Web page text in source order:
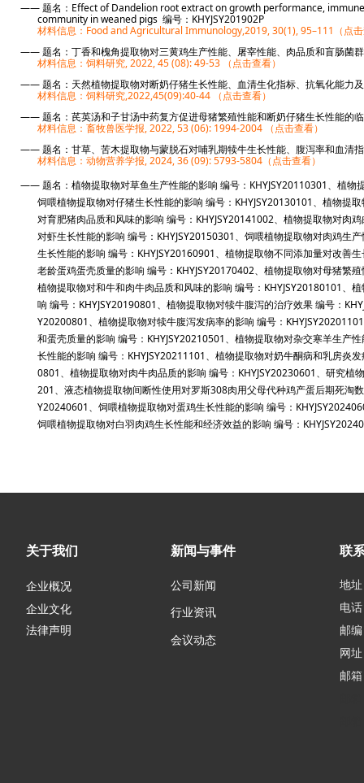
—— 题名：Effect of Dandelion root extract on growth performance,
community in weaned pigs 编号：KHYJSY201902P
材料信息：Food and Agricultural Immunology,2019, 30(1), 95–111（点
—— 题名：丁香和槐角提取物对三黄鸡生产性能、屠宰性能、肉品质和盲肠
材料信息：饲料研究, 2022, 45 (08): 49-53 （点击查看）
—— 题名：天然植物提取物对断奶仔猪生长性能、血清生化指标、抗氧化能
材料信息：饲料研究,2022,45(09):40-44 （点击查看）
—— 题名：芪英汤和子甘汤中药复方促进母猪繁殖性能和断奶仔猪生长性能
材料信息：畜牧兽医学报, 2022, 53 (06): 1994-2004 （点击查看）
—— 题名：甘草、苦木提取物与蒙脱石对哺乳期犊牛生长性能、腹泻率和血
材料信息：动物营养学报, 2024, 36 (09): 5793-5804（点击查看）
—— 题名：植物提取物对草鱼生产性能的影响 编号：KHYJSY20110301、植物
饲喂植物提取物对仔猪生长性能的影响 编号：KHYJSY20130101、 植物提取
对育肥猪肉品质和风味的影响 编号：KHYJSY20141002、 植物提取物对肉鸡
对虾生长性能的影响 编号：KHYJSY20150301、饲喂植物提取物对肉鸡生
生长性能的影响 编号：KHYJSY20160901、植物提取物不同添加量对改善
老龄蛋鸡蛋壳质量的影响 编号：KHYJSY20170402、 植物提取物对母猪繁
植物提取物对和牛和肉牛肉品质和风味的影响 编号：KHYJSY20180101、 植
响 编号：KHYJSY20190801、 植物提取物对犊牛腹泻的治疗效果 编号：
Y20200801、 植物提取物对犊牛腹泻发病率的影响 编号：KHYJSY20201101
和蛋壳质量的影响 编号：KHYJSY20210501、 植物提取物对杂交寒羊生产
长性能的影响 编号：KHYJSY20211101、 植物提取物对奶牛酮病和乳房炎
0801、 植物提取物对肉牛肉品质的影响 编号：KHYJSY20230601、 研究植
201、 液态植物提取物间断性使用对罗斯308肉用父母代种鸡产蛋后期死淘
Y20240601、 饲喂植物提取物对蛋鸡生长性能的影响 编号：
饲喂植物提取物对白羽肉鸡生长性能和经济效益的影响 编号：
新闻与事件 联
地
电
邮
网
邮
关于我们
企业概况
企业文化
公司新闻
行业资讯
会议动态
法律声明